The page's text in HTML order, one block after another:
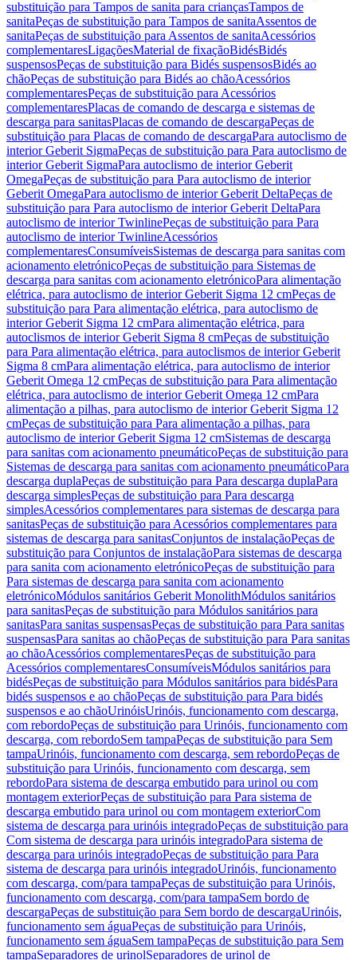
substituição para Tampos de sanita para criançasTampos de
sanitaPeças de substituição para Tampos de sanitaAssentos de
sanitaPeças de substituição para Assentos de sanitaAcessórios
complementaresLigaçõesMaterial de fixaçãoBidésBidés
suspensosPeças de substituição para Bidés suspensosBidés ao
chãoPeças de substituição para Bidés ao chãoAcessórios
complementaresPeças de substituição para Acessórios
complementaresPlacas de comando de descarga e sistemas de
descarga para sanitasPlacas de comando de descargaPeças de
substituição para Placas de comando de descargaPara autoclismo de
interior Geberit SigmaPeças de substituição para Para autoclismo de
interior Geberit SigmaPara autoclismo de interior Geberit
OmegaPeças de substituição para Para autoclismo de interior
Geberit OmegaPara autoclismo de interior Geberit DeltaPeças de
substituição para Para autoclismo de interior Geberit DeltaPara
autoclismo de interior TwinlinePeças de substituição para Para
autoclismo de interior TwinlineAcessórios
complementaresConsumíveisSistemas de descarga para sanitas com
acionamento eletrónicoPeças de substituição para Sistemas de
descarga para sanitas com acionamento eletrónicoPara alimentação
elétrica, para autoclismo de interior Geberit Sigma 12 cmPeças de
substituição para Para alimentação elétrica, para autoclismo de
interior Geberit Sigma 12 cmPara alimentação elétrica, para
autoclismos de interior Geberit Sigma 8 cmPeças de substituição
para Para alimentação elétrica, para autoclismos de interior Geberit
Sigma 8 cmPara alimentação elétrica, para autoclismo de interior
Geberit Omega 12 cmPeças de substituição para Para alimentação
elétrica, para autoclismo de interior Geberit Omega 12 cmPara
alimentação a pilhas, para autoclismo de interior Geberit Sigma 12
cmPeças de substituição para Para alimentação a pilhas, para
autoclismo de interior Geberit Sigma 12 cmSistemas de descarga
para sanitas com acionamento pneumáticoPeças de substituição para
Sistemas de descarga para sanitas com acionamento pneumáticoPara
descarga duplaPeças de substituição para Para descarga duplaPara
descarga simplesPeças de substituição para Para descarga
simplesAcessórios complementares para sistemas de descarga para
sanitasPeças de substituição para Acessórios complementares para
sistemas de descarga para sanitasConjuntos de instalaçãoPeças de
substituição para Conjuntos de instalaçãoPara sistemas de descarga
para sanita com acionamento eletrónicoPeças de substituição para
Para sistemas de descarga para sanita com acionamento
eletrónicoMódulos sanitários Geberit MonolithMódulos sanitários
para sanitasPeças de substituição para Módulos sanitários para
sanitasPara sanitas suspensasPeças de substituição para Para sanitas
suspensasPara sanitas ao chãoPeças de substituição para Para sanitas
ao chãoAcessórios complementaresPeças de substituição para
Acessórios complementaresConsumíveisMódulos sanitários para
bidésPeças de substituição para Módulos sanitários para bidésPara
bidés suspensos e ao chãoPeças de substituição para Para bidés
suspensos e ao chãoUrinóisUrinóis, funcionamento com descarga,
com rebordoPeças de substituição para Urinóis, funcionamento com
descarga, com rebordoSem tampaPeças de substituição para Sem
tampaUrinóis, funcionamento com descarga, sem rebordoPeças de
substituição para Urinóis, funcionamento com descarga, sem
rebordoPara sistema de descarga embutido para urinol ou com
montagem exteriorPeças de substituição para Para sistema de
descarga embutido para urinol ou com montagem exteriorCom
sistema de descarga para urinóis integradoPeças de substituição para
Com sistema de descarga para urinóis integradoPara sistema de
descarga para urinóis integradoPeças de substituição para Para
sistema de descarga para urinóis integradoUrinóis, funcionamento
com descarga, com/para tampaPeças de substituição para Urinóis,
funcionamento com descarga, com/para tampaSem bordo de
descargaPeças de substituição para Sem bordo de descargaUrinóis,
funcionamento sem águaPeças de substituição para Urinóis,
funcionamento sem águaSem tampaPeças de substituição para Sem
tampaSeparadores de urinolSeparadores de urinol de